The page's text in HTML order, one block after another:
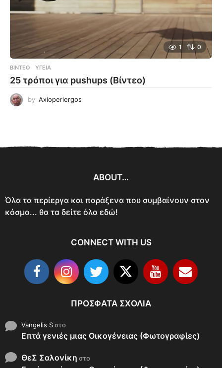
1 0
ΒΊΝΤΕΟ ΥΓΕΊΑ
25 τρόποι για pushups (Βίντεο)
by Axioperiergos
ABOUT…
Όλα τα περίεργα και παράξενα που συμβαίνουν στον
κόσμο... θα τα δείτε όλα εδώ!
CONNECT WITH US
ΠΡΌΣΦΑΤΑ ΣΧΌΛΙΑ
Vangelis Sστο
Επτά γενιές μιας Οικογένειας (Φωτογραφίες)
ΘεΣ Σαλονίκη στο